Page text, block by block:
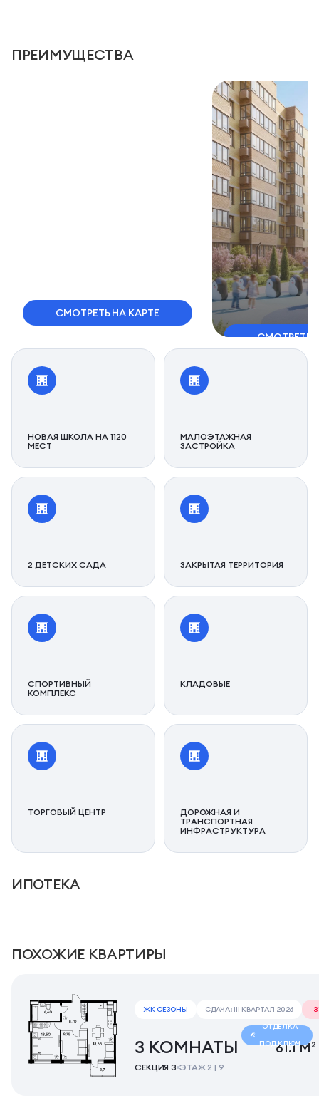
Площадь балконов
13.60/9.75 м
ПРЕИМУЩЕСТВА
СМОТРЕТЬ НА КАРТЕ
СМОТРЕТЬ
НОВАЯ ШКОЛА НА 1120
МЕСТ
МАЛОЭТАЖНАЯ
ЗАСТРОЙКА
2 ДЕТСКИХ САДА ЗАКРЫТАЯ ТЕРРИТОРИЯ
СПОРТИВНЫЙ
КОМПЛЕКС
КЛАДОВЫЕ
ТОРГОВЫЙ ЦЕНТР
ДОРОЖНАЯ И
ТРАНСПОРТНАЯ
ИНФРАСТРУКТУРА
ИПОТЕКА
ПОХОЖИЕ КВАРТИРЫ
ЖК СЕЗОНЫ СДАЧА: III КВАРТАЛ 2026 -
3 КОМНАТЫ
СЕКЦИЯ 3 ЭТАЖ 2 | 9
61.1 М²
ОТДЕЛКА
ПОД КЛЮЧ